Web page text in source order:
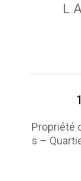
Propriété
s –